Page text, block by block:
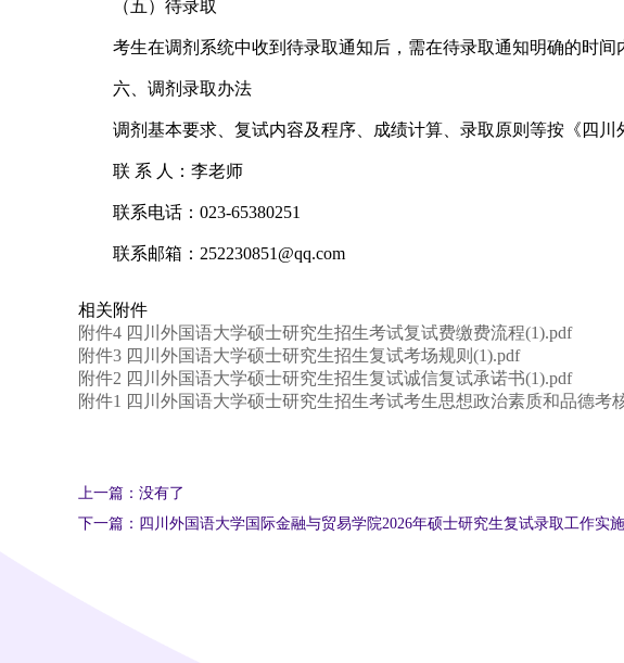
（五）待录取
考生在调剂系统中收到待录取通知后，需在待录取通知明确的时
六、调剂录取办法
调剂基本要求、复试内容及程序、成绩计算、录取原则等按《四
联 系 人：李老师
联系电话：023-65380251
联系邮箱：252230851@qq.com
相关附件
附件4 四川外国语大学硕士研究生招生考试复试费缴费流程(1).pdf
附件3 四川外国语大学硕士研究生招生复试考场规则(1).pdf
附件2 四川外国语大学硕士研究生招生复试诚信复试承诺书(1).pdf
附件1 四川外国语大学硕士研究生招生考试考生思想政治素质和品德考
上一篇：没有了
下一篇：四川外国语大学国际金融与贸易学院2026年硕士研究生复试录取工作实